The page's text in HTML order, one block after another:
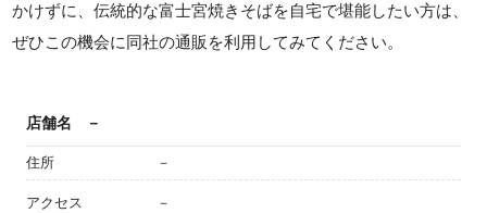
かけずに、伝統的な富士宮焼きそばを自宅で堪能したい方は、
ぜひこの機会に同社の通販を利用してみてください。
店舗名 －
住所 －
アクセス －